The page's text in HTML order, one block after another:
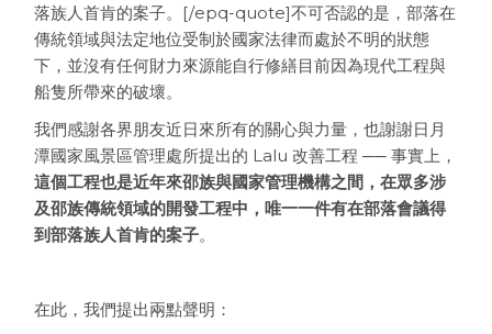
落族人首肯的案子。[/epq-quote]不可否認的是，部落在
傳統領域與法定地位受制於國家法律而處於不明的狀態
下，並沒有任何財力來源能自行修繕目前因為現代工程與
船隻所帶來的破壞。
我們感謝各界朋友近日來所有的關心與力量，也謝謝日月
潭國家風景區管理處所提出的 Lalu 改善工程 ── 事實上，
這個工程也是近年來邵族與國家管理機構之間，在眾多涉
及邵族傳統領域的開發工程中，唯一一件有在部落會議得
到部落族人首肯的案子。
在此，我們提出兩點聲明：